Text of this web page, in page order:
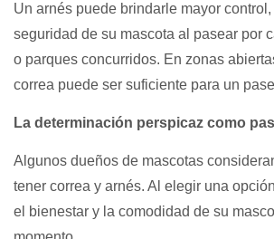
Un arnés puede brindarle mayor
seguridad de su mascota al pasear por
o parques concurridos. En zonas
correa puede ser suficiente para un
La determinación perspicaz como
Algunos dueños de mascotas
tener correa y arnés. Al elegir una
el bienestar y la comodidad de su